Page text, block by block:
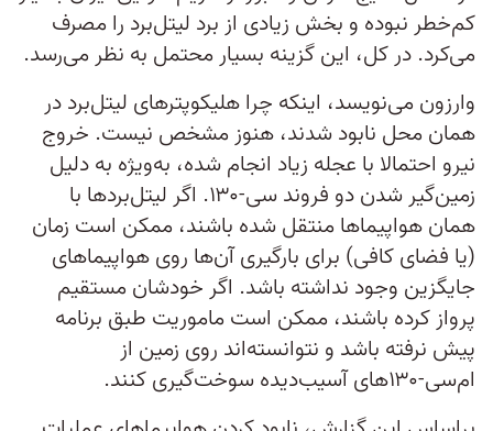
کم‌خطر نبوده و بخش زیادی از برد لیتل‌برد را مصرف
می‌کرد. در کل، این گزینه بسیار محتمل به نظر می‌رسد.
وارزون می‌نویسد، اینکه چرا هلیکوپترهای لیتل‌برد در
همان محل نابود شدند، هنوز مشخص نیست. خروج
نیرو احتمالا با عجله زیاد انجام شده، به‌ویژه به دلیل
زمین‌گیر شدن دو فروند سی-۱۳۰. اگر لیتل‌بردها با
همان هواپیماها منتقل شده باشند، ممکن است زمان
(یا فضای کافی) برای بارگیری آن‌ها روی هواپیماهای
جایگزین وجود نداشته باشد. اگر خودشان مستقیم
پرواز کرده باشند، ممکن است ماموریت طبق برنامه
پیش نرفته باشد و نتوانسته‌اند روی زمین از
ام‌سی-۱۳۰‌های آسیب‌دیده سوخت‌گیری کنند.